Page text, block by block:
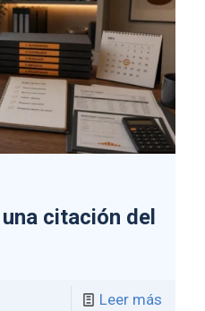
citación del
Leer más